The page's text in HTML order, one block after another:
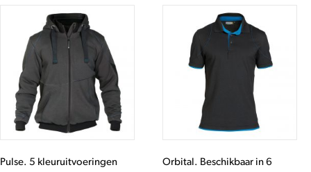
Pulse. 5 kleuruitvoeringen
Orbital. Beschikbaar in 6